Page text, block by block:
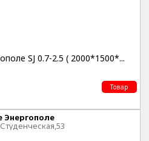
SJ 0.7-2.5 ( 2000*1500*...
Товар